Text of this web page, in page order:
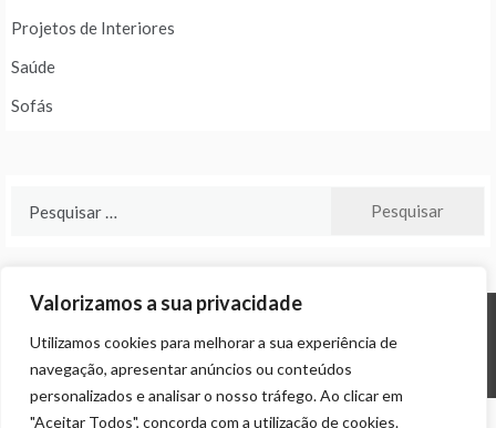
Valorizamos a sua privacidade
Utilizamos cookies para melhorar a sua experiência de
navegação, apresentar anúncios ou conteúdos
personalizados e analisar o nosso tráfego. Ao clicar em
"Aceitar Todos", concorda com a utilização de cookies.
Projetos de Interiores
Saúde
Sofás
© ALL RIGHTS RESERVED 2024 THEME: PROMOS BYTEMPLATE SELL